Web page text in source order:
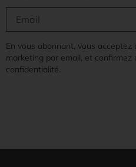
En vous abonnant, vous
marketing par email, et confirmez
confidentialité.